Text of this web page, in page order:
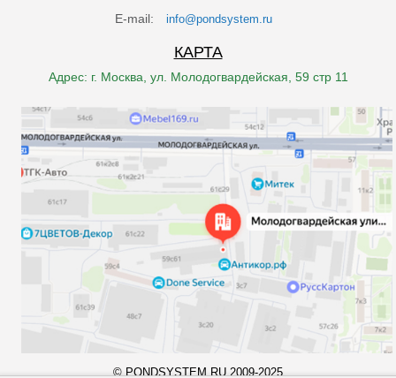
E-mail: info@pondsystem.ru
КАРТА
Адрес: г. Москва, ул. Молодогвардейская, 59 стр 11
© PONDSYSTEM.RU 2009-2025